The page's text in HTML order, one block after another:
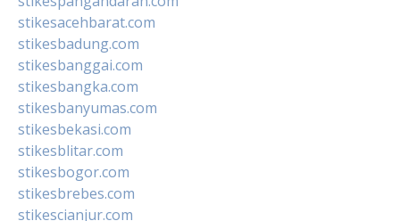
stikesacehbarat.com
stikesbadung.com
stikesbanggai.com
stikesbangka.com
stikesbanyumas.com
stikesbekasi.com
stikesblitar.com
stikesbogor.com
stikesbrebes.com
stikescianjur.com